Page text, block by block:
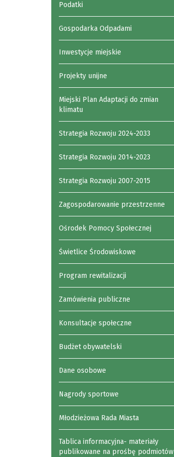
Podatki
Gospodarka Odpadami
Inwestycje miejskie
Projekty unijne
Miejski Plan Adaptacji do zmian
klimatu
Strategia Rozwoju 2024-2033
Strategia Rozwoju 2014-2023
Strategia Rozwoju 2007-2015
Zagospodarowanie przestrzenne
Ośrodek Pomocy Społecznej
Świetlice Środowiskowe
Program rewitalizacji
Zamówienia publiczne
Konsultacje społeczne
Budżet obywatelski
Dane osobowe
Nagrody sportowe
Młodzieżowa Rada Miasta
Tablica informacyjna- materiały
publikowane na prośbę podmiotów